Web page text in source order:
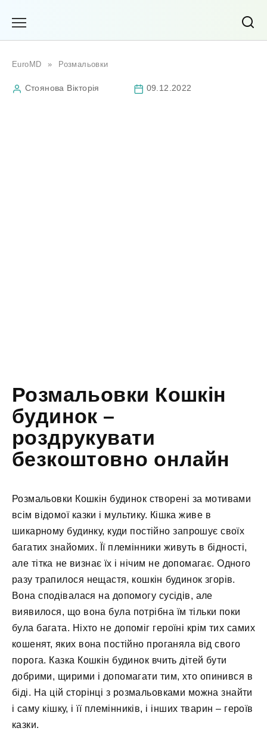
EuroMD » Розмальовки
Стоянова Вікторія 09.12.2022
Розмальовки Кошкін
будинок –
роздрукувати
безкоштовно онлайн
Розмальовки Кошкін будинок створені за мотивами
всім відомої казки і мультику. Кішка живе в
шикарному будинку, куди постійно запрошує своїх
багатих знайомих. Її племінники живуть в бідності,
але тітка не визнає їх і нічим не допомагає. Одного
разу трапилося нещастя, кошкін будинок згорів.
Вона сподівалася на допомогу сусідів, але
виявилося, що вона була потрібна їм тільки поки
була багата. Ніхто не допоміг героїні крім тих самих
кошенят, яких вона постійно проганяла від свого
порога. Казка Кошкін будинок вчить дітей бути
добрими, щирими і допомагати тим, хто опинився в
біді. На цій сторінці з розмальовками можна знайти
і саму кішку, і її племінників, і інших тварин – героїв
казки.